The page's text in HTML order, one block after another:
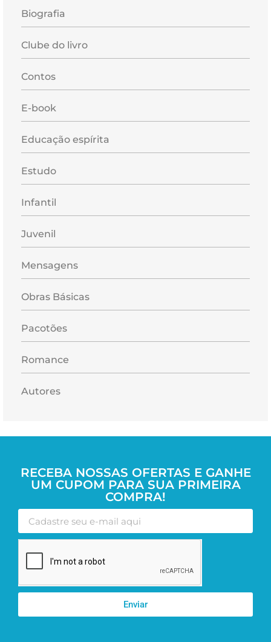
Biografia
Clube do livro
Contos
E-book
Educação espírita
Estudo
Infantil
Juvenil
Mensagens
Obras Básicas
Pacotões
Romance
Autores
RECEBA NOSSAS OFERTAS E GANHE
UM CUPOM PARA SUA PRIMEIRA
COMPRA!
Enviar